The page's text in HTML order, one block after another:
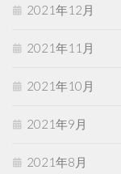
2021年12月
2021年11月
2021年10月
2021年9月
2021年8月